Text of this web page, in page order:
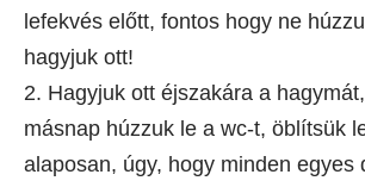
lefekvés előtt, fontos hogy ne
hagyjuk ott!
2. Hagyjuk ott éjszakára a
másnap húzzuk le a wc-t, öblítsük
alaposan, úgy, hogy minden egyes